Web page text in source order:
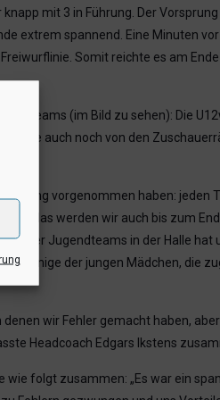
mit 3 in Führung. Der Vorsprung
extrem spannend. Eine Minuten
Somit reichte es am
(im Bild zu sehen): Die
sie auch noch von den
vorgenommen haben: jeden
das werden wir auch bis zum
Jugendteams in der Halle hat
einige der jungen Mädchen, die
wir Fehler gemacht haben,
Headcoach Edgars Ikstens
folgt zusammen: „Es war ein